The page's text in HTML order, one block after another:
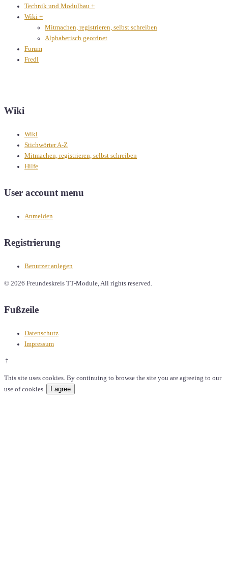
Technik und Modulbau +
Wiki +
Mitmachen, registrieren, selbst schreiben
Alphabetisch geordnet
Forum
Fredl
Wiki
Wiki
Stichwörter A-Z
Mitmachen, registrieren, selbst schreiben
Hilfe
User account menu
Anmelden
Registrierung
Benutzer anlegen
© 2026 Freundeskreis TT-Module, All rights reserved.
Fußzeile
Datenschutz
Impressum
⇡
This site uses cookies. By continuing to browse the site you are agreeing to our
use of cookies.
I agree